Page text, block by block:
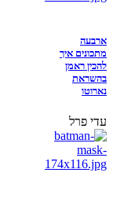
ארבעה
מתכונים איך
להכין ראמן
בהשראת
נארוטו
עדי פרל